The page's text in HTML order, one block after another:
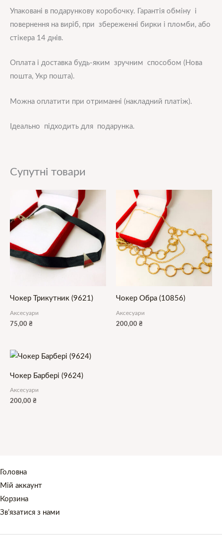
Упаковані в подарункову коробочку. Гарантія обміну і
повернення на виріб, при збереженні бирки і пломби, або
стікера 14 днів.
Оплата і доставка будь-яким зручним способом (Нова
пошта, Укр пошта).
Можна оплатити при отриманні (накладний платіж).
Ідеально підходить для подарунка.
Супутні товари
Чокер Трикутник (9621)
Аксесуари
75,00 ₴
Чокер Обра (10856)
Аксесуари
200,00 ₴
Чокер Барбері (9624)
Аксесуари
200,00 ₴
Головна
Мій аккаунт
Корзина
Зв’язатися з нами